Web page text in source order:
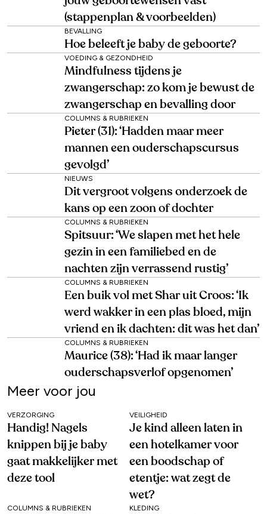
(stappenplan & voorbeelden)
BEVALLING
Hoe beleeft je baby de geboorte?
VOEDING & GEZONDHEID
Mindfulness tijdens je
zwangerschap: zo kom je bewust de
zwangerschap en bevalling door
COLUMNS & RUBRIEKEN
Pieter (31): ‘Hadden maar meer
mannen een ouderschapscursus
gevolgd’
NIEUWS
Dit vergroot volgens onderzoek de
kans op een zoon of dochter
COLUMNS & RUBRIEKEN
Spitsuur: ‘We slapen met het hele
gezin in een familiebed en de
nachten zijn verrassend rustig’
COLUMNS & RUBRIEKEN
Een buik vol met Shar uit Croos: ‘Ik
werd wakker in een plas bloed, mijn
vriend en ik dachten: dit was het dan’
COLUMNS & RUBRIEKEN
Maurice (38): ‘Had ik maar langer
ouderschapsverlof opgenomen’
Meer voor jou
VERZORGING
Handig! Nagels
knippen bij je baby
gaat makkelijker met
deze tool
VEILIGHEID
Je kind alleen laten in
een hotelkamer voor
een boodschap of
etentje: wat zegt de
wet?
COLUMNS & RUBRIEKEN KLEDING